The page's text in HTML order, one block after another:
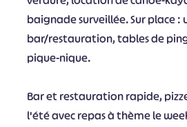
baignade surveillée. Sur place :
bar/restauration, tables de
pique-nique.
Bar et restauration rapide,
l'été avec repas à thème le